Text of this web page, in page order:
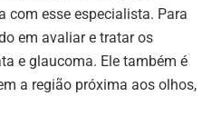
com esse especialista. Para
em avaliar e tratar os
e glaucoma. Ele também é
a região próxima aos olhos,